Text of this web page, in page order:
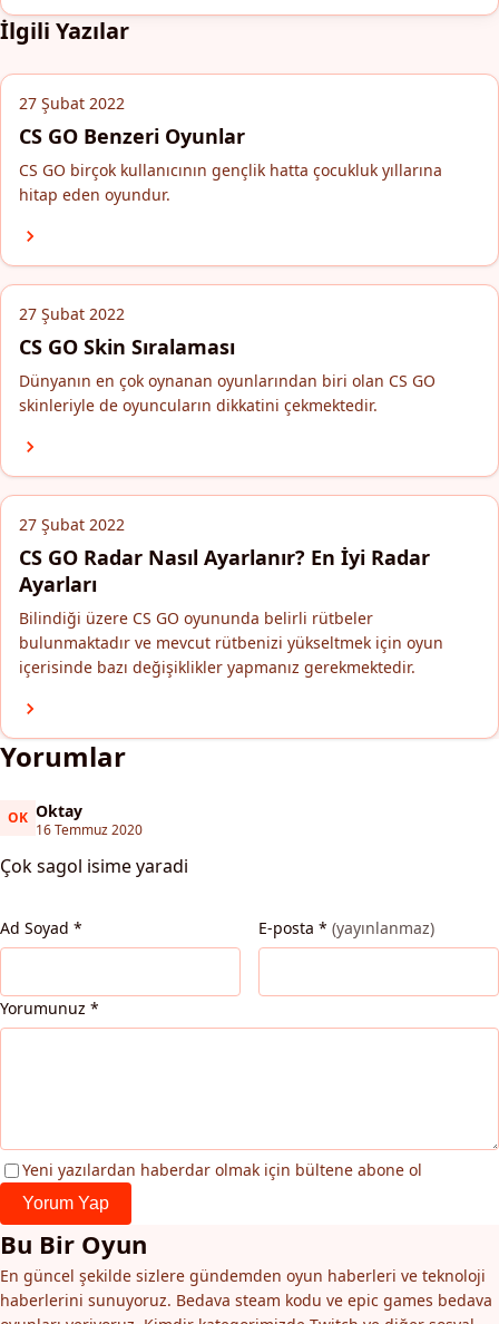
İlgili Yazılar
27 Şubat 2022
CS GO Benzeri Oyunlar
CS GO birçok kullanıcının gençlik hatta çocukluk yıllarına
hitap eden oyundur.
27 Şubat 2022
CS GO Skin Sıralaması
Dünyanın en çok oynanan oyunlarından biri olan CS GO
skinleriyle de oyuncuların dikkatini çekmektedir.
27 Şubat 2022
CS GO Radar Nasıl Ayarlanır? En İyi Radar
Ayarları
Bilindiği üzere CS GO oyununda belirli rütbeler
bulunmaktadır ve mevcut rütbenizi yükseltmek için oyun
içerisinde bazı değişiklikler yapmanız gerekmektedir.
Yorumlar
OKOktay
Oktay
16 Temmuz 2020
Çok sagol isime yaradi
Ad Soyad * E-posta * (yayınlanmaz)
Yorumunuz *
Yeni yazılardan haberdar olmak için bültene abone ol
Yorum Yap
Bu Bir Oyun
En güncel şekilde sizlere gündemden oyun haberleri ve teknoloji
haberlerini sunuyoruz. Bedava steam kodu ve epic games bedava